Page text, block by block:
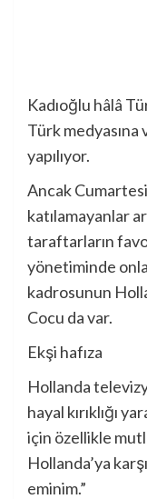
Kadıoğlu hâlâ
Türk
yapılıyor.
Ancak
katılamayanlar
taraftarların
yönetiminde
kadrosunun
Cocu da var.
Ekşi hafıza
Hollanda
hayal kırıklığı
için özellikle
Hollanda’ya
eminim.”